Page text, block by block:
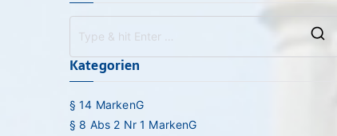
Kategorien
§ 14 MarkenG
§ 8 Abs 2 Nr 1 MarkenG